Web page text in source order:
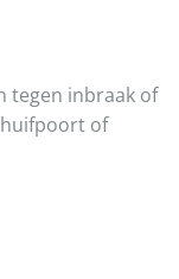
tegen inbraak of
of